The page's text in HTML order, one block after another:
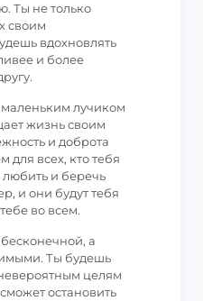
Ты не только
своим
вдохновлять
и более
лучиком
жизнь своим
и доброта
для всех, кто тебя
и беречь
и они будут тебя
во всем.
а
Ты будешь
целям
остановить